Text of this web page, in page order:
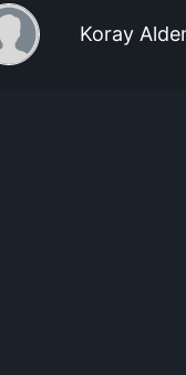
Koray